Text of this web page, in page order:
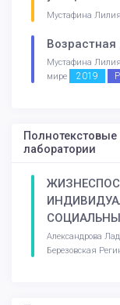
Мустафина
Мустафина
мире
2019
лаборатории
Александрова
Березовская